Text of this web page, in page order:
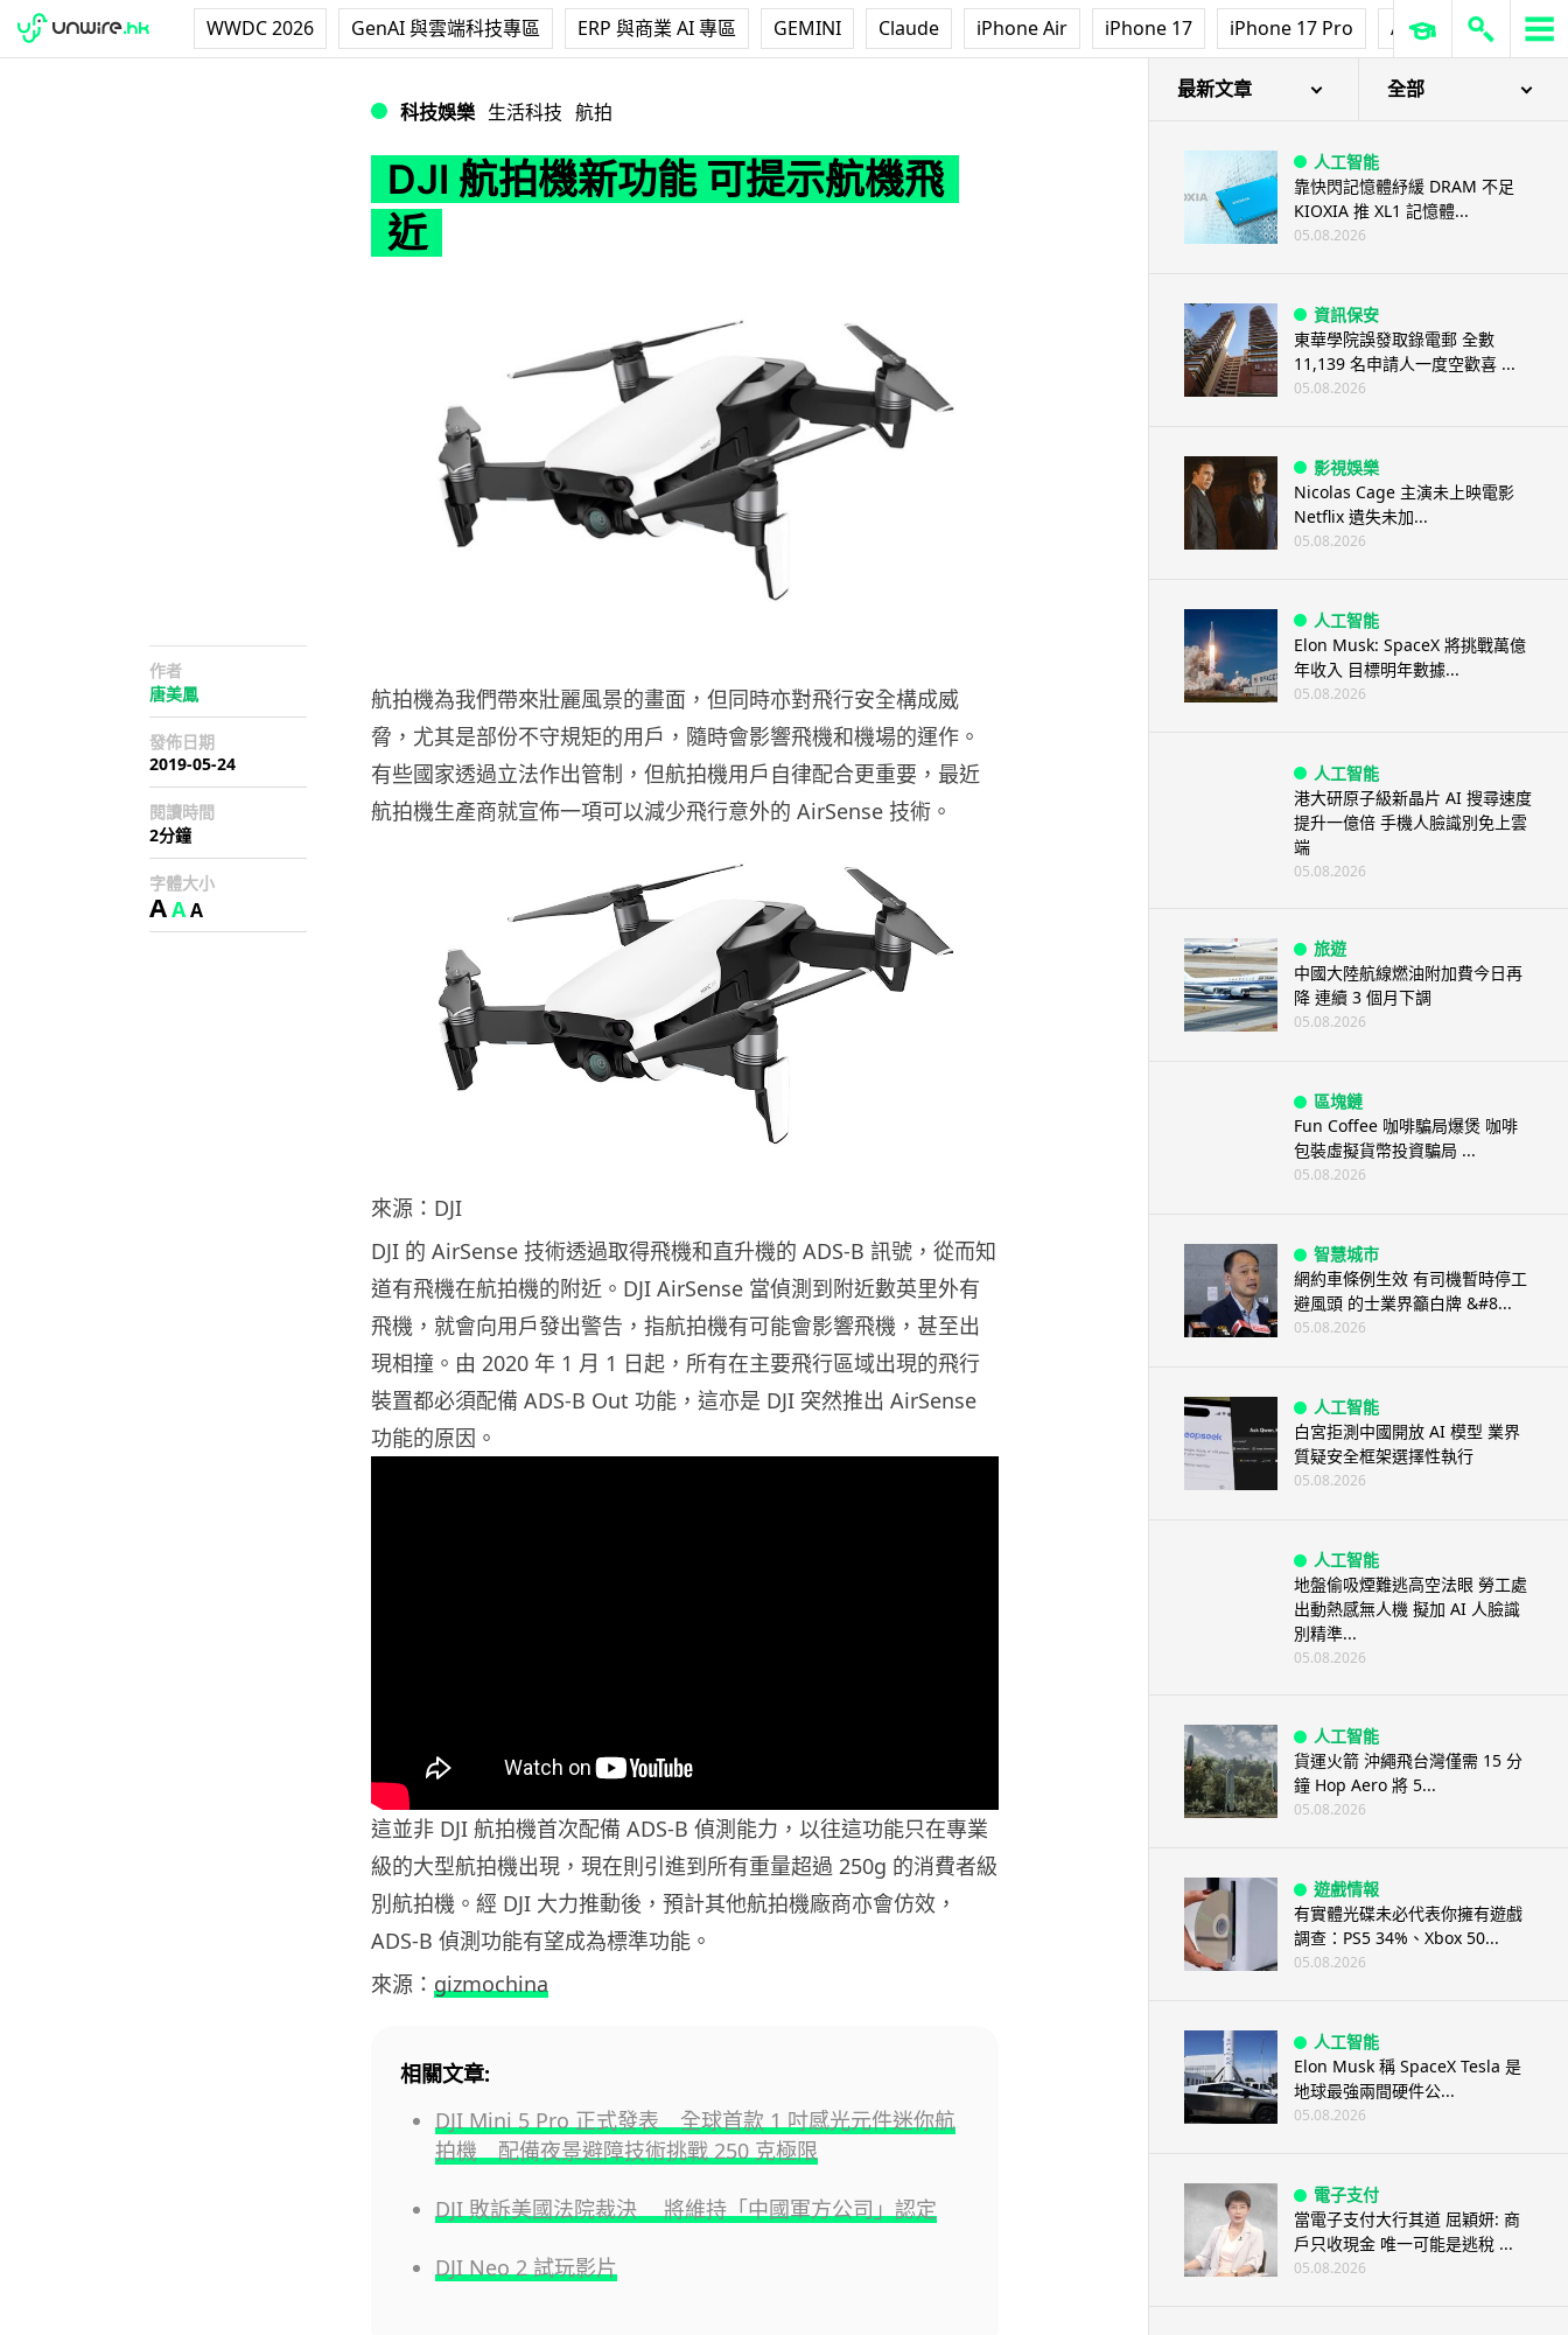
WWDC 2026 GenAI 與雲端科技專區 ERP 與商業 AI 專區 GEMINI Claude iPhone Air iPhone 17 iPhone 17 Pro AirPods Pro 3
科技娛樂 生活科技 航拍
DJI 航拍機新功能 可提示航機飛
近
作者
唐美鳳
發佈日期
2019-05-24
閱讀時間
2分鐘
字體大小
AAA
航拍機為我們帶來壯麗風景的畫面，但同時亦對飛行安全構成威
脅，尤其是部份不守規矩的用戶，隨時會影響飛機和機場的運作。
有些國家透過立法作出管制，但航拍機用戶自律配合更重要，最近
航拍機生產商就宣佈一項可以減少飛行意外的 AirSense 技術。
來源：DJI
DJI 的 AirSense 技術透過取得飛機和直升機的 ADS-B 訊號，從而知
道有飛機在航拍機的附近。DJI AirSense 當偵測到附近數英里外有
飛機，就會向用戶發出警告，指航拍機有可能會影響飛機，甚至出
現相撞。由 2020 年 1 月 1 日起，所有在主要飛行區域出現的飛行
裝置都必須配備 ADS-B Out 功能，這亦是 DJI 突然推出 AirSense
功能的原因。
這並非 DJI 航拍機首次配備 ADS-B 偵測能力，以往這功能只在專業
級的大型航拍機出現，現在則引進到所有重量超過 250g 的消費者級
別航拍機。經 DJI 大力推動後，預計其他航拍機廠商亦會仿效，
ADS-B 偵測功能有望成為標準功能。
來源： gizmochina
相關文章:
DJI Mini 5 Pro 正式發表 全球首款 1 吋感光元件迷你航
拍機 配備夜景避障技術挑戰 250 克極限
DJI 敗訴美國法院裁決 將維持「中國軍方公司」認定
DJI Neo 2 試玩影片
最新文章 全部
人工智能
靠快閃記憶體紓緩 DRAM 不足
KIOXIA 推 XL1 記憶體...
05.08.2026
資訊保安
東華學院誤發取錄電郵 全數
11,139 名申請人一度空歡喜 ...
05.08.2026
影視娛樂
Nicolas Cage 主演未上映電影
Netflix 遺失未加...
05.08.2026
人工智能
Elon Musk: SpaceX 將挑戰萬億
年收入 目標明年數據...
05.08.2026
人工智能
港大研原子級新晶片 AI 搜尋速度
提升一億倍 手機人臉識別免上雲
端
05.08.2026
旅遊
中國大陸航線燃油附加費今日再
降 連續 3 個月下調
05.08.2026
區塊鏈
Fun Coffee 咖啡騙局爆煲 咖啡
包裝虛擬貨幣投資騙局 ...
05.08.2026
智慧城市
網約車條例生效 有司機暫時停工
避風頭 的士業界籲白牌 &#8...
05.08.2026
人工智能
白宮拒測中國開放 AI 模型 業界
質疑安全框架選擇性執行
05.08.2026
人工智能
地盤偷吸煙難逃高空法眼 勞工處
出動熱感無人機 擬加 AI 人臉識
別精準...
05.08.2026
人工智能
貨運火箭 沖繩飛台灣僅需 15 分
鐘 Hop Aero 將 5...
05.08.2026
遊戲情報
有實體光碟未必代表你擁有遊戲
調查：PS5 34%、Xbox 50...
05.08.2026
人工智能
Elon Musk 稱 SpaceX Tesla 是
地球最強兩間硬件公...
05.08.2026
電子支付
當電子支付大行其道 屈穎妍: 商
戶只收現金 唯一可能是逃稅 ...
05.08.2026